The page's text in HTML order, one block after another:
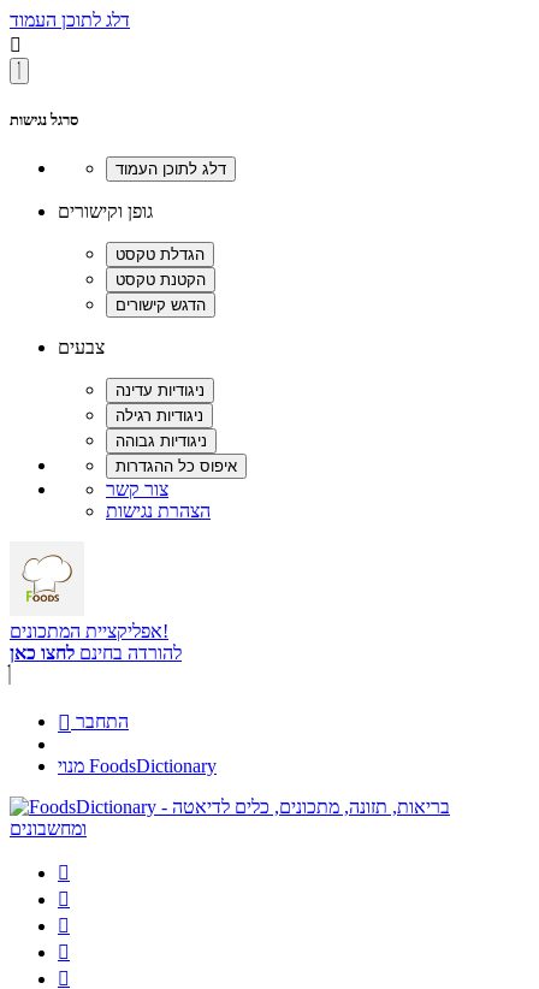
דלג לתוכן העמוד

סרגל נגישות
גופן וקישורים
צבעים
צור קשר
הצהרת נגישות
אפליקציית המתכונים!
להורדה בחינם לחצו כאן
 התחבר
מנוי FoodsDictionary




